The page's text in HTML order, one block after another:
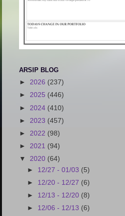
ARSIP BLOG
► 2026 (237)
► 2025 (446)
► 2024 (410)
► 2023 (457)
► 2022 (98)
► 2021 (94)
▼ 2020 (64)
► 12/27 - 01/03 (5)
► 12/20 - 12/27 (6)
► 12/13 - 12/20 (8)
► 12/06 - 12/13 (6)